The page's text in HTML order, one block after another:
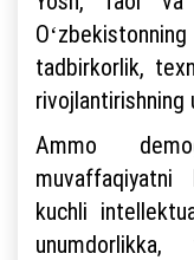
tadbirkorlik,
rivojlantirishning
Ammo
muvaffaqiyatni
kuchli